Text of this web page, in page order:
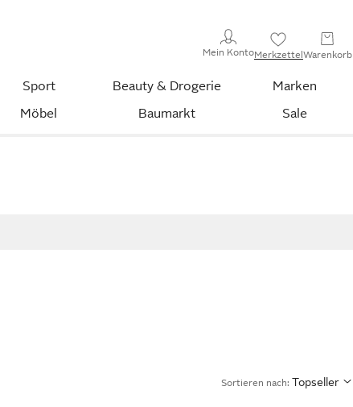
Mein KontoMerkzettelWarenkorb
Sport Beauty & Drogerie
Marken
Möbel Baumarkt Sale
Sortieren nach: Topseller